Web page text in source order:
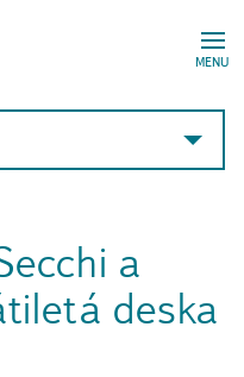
MENU
a
deska